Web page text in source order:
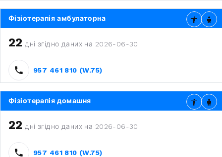
Фізіотерапія амбулаторна
22 дні згідно даних на 2026-06-30
957 461 810 (W.75)
Фізіотерапія домашня
22 дні згідно даних на 2026-06-30
957 461 810 (W.75)